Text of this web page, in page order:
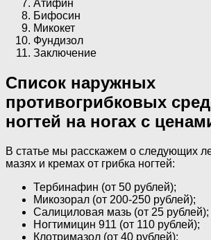
Атифин
Бифосин
Микокет
Фундизол
Заключение
Список наружных
противогрибковых
ногтей на ногах с
В статье мы расскажем о следующих
мазях и кремах от грибка ногтей:
Тербинафин (от 50 рублей);
Микозорал (от 200-250 рублей);
Салициловая мазь (от 25 рублей);
Ногтимицин 911 (от 110 рублей);
Клотримазол (от 40 рублей);